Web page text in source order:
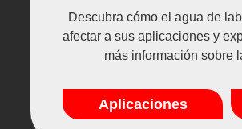
Descubra cómo el agua de
afectar a sus aplicaciones y
más información sobre
Aplicaciones